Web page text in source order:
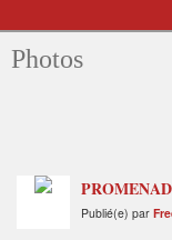
Photos
Publié(e) par